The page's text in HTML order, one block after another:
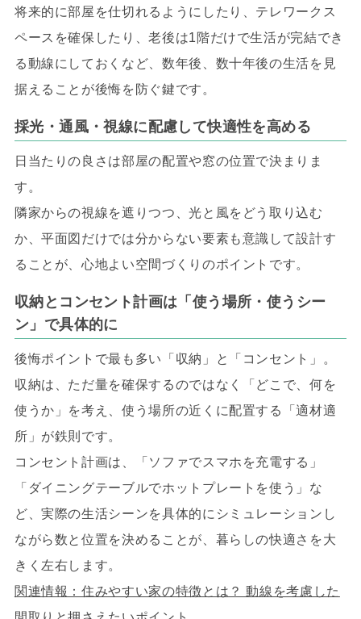
将来的に部屋を仕切れるようにしたり、テレワークス
ペースを確保したり、老後は1階だけで生活が完結でき
る動線にしておくなど、数年後、数十年後の生活を見
据えることが後悔を防ぐ鍵です。
採光・通風・視線に配慮して快適性を高める
日当たりの良さは部屋の配置や窓の位置で決まりま
す。
隣家からの視線を遮りつつ、光と風をどう取り込む
か、平面図だけでは分からない要素も意識して設計す
ることが、心地よい空間づくりのポイントです。
収納とコンセント計画は「使う場所・使うシー
ン」で具体的に
後悔ポイントで最も多い「収納」と「コンセント」。
収納は、ただ量を確保するのではなく「どこで、何を
使うか」を考え、使う場所の近くに配置する「適材適
所」が鉄則です。
コンセント計画は、「ソファでスマホを充電する」
「ダイニングテーブルでホットプレートを使う」な
ど、実際の生活シーンを具体的にシミュレーションし
ながら数と位置を決めることが、暮らしの快適さを大
きく左右します。
関連情報：住みやすい家の特徴とは？ 動線を考慮した